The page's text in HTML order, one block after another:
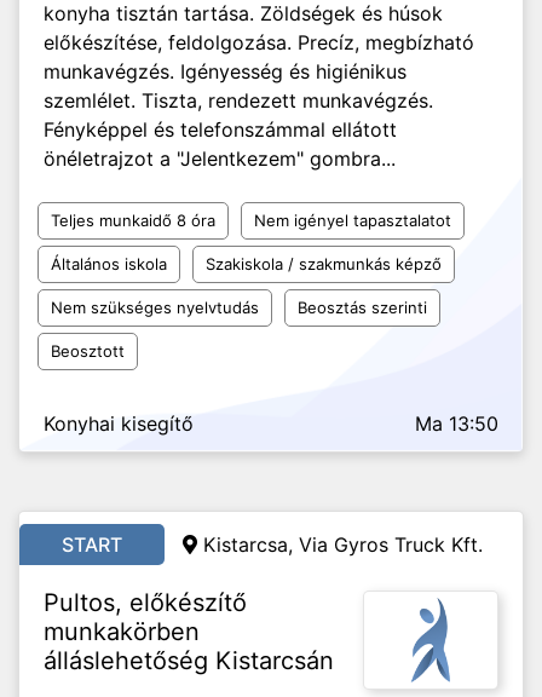
konyha tisztán tartása. Zöldségek és húsok
előkészítése, feldolgozása. Precíz, megbízható
munkavégzés. Igényesség és higiénikus
szemlélet. Tiszta, rendezett munkavégzés.
Fényképpel és telefonszámmal ellátott
önéletrajzot a "Jelentkezem" gombra...
Teljes munkaidő 8 óra Nem igényel tapasztalatot
Általános iskola Szakiskola / szakmunkás képző
Nem szükséges nyelvtudás Beosztás szerinti
Beosztott
Konyhai kisegítő Ma 13:50
START Kistarcsa, Via Gyros Truck Kft.
Pultos, előkészítő
munkakörben
álláslehetőség Kistarcsán